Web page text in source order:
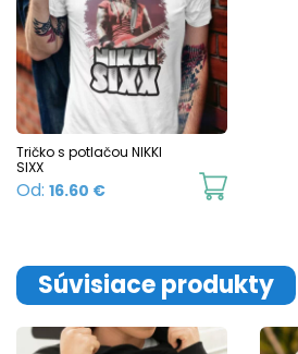
Tričko s potlačou NIKKI
SIXX
Od: 16.60 €
This
multiple
variants.
The
Súvisiace produkty